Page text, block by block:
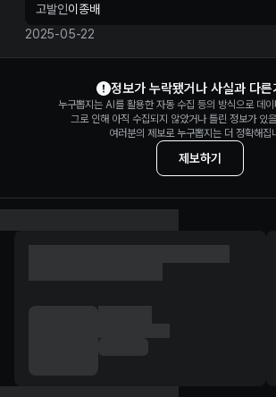
고발인이종배
2025-05-22
정보가 누락됐거나 사실과 다른
누구뽑지는 AI를 활용한 자동 수집 등의 방식으로 데
그로 인해 아직 수집되지 않았거나 틀린 정보가 있
여러분의 제보로 누구뽑지는 더 정확해집
제보하기